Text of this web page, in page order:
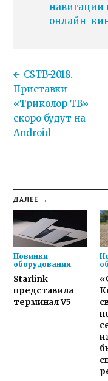
навигации
онлайн-
CSTB-2018.
Приставки
«Триколор ТВ»
скоро будут на
Android
ДАЛЕЕ →
Новинки
оборудования
Starlink
представила
терминал V5